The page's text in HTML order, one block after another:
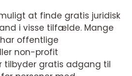
at finde gratis juridisk
i visse tilfælde. Mange
offentlige
non-profit
tilbyder gratis adgang til